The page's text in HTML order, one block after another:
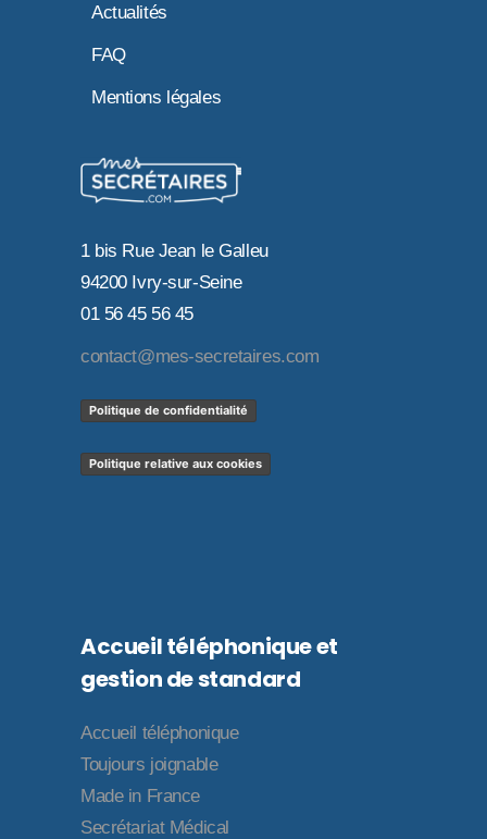
Actualités
FAQ
Mentions légales
1 bis Rue Jean le Galleu
94200 Ivry-sur-Seine
01 56 45 56 45
contact@mes-secretaires.com
Politique de confidentialité
Politique relative aux cookies
Accueil téléphonique et
gestion de standard
Accueil téléphonique
Toujours joignable
Made in France
Secrétariat Médical